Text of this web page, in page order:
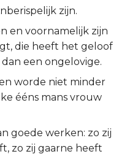
zijn.
en voornamelijk zijn
die heeft het geloof
een ongelovige.
worde niet minder
ééns mans vrouw
goede werken: zo zij
zo zij gaarne heeft